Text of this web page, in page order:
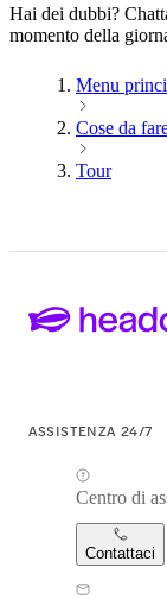
Hai dei dubbi?
momento della
Menu
Cose da
Tour
ASSISTENZA 24/7
Centro di
Contattaci